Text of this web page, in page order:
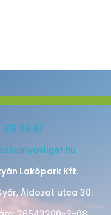
29 97
Lakópark Kft.
Áldozat utca 30.